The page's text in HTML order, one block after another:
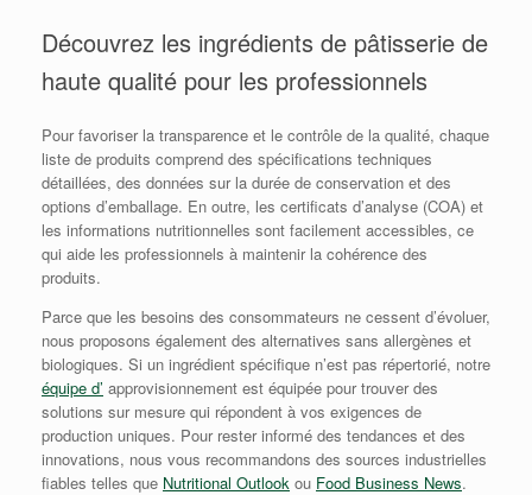
Découvrez les ingrédients de pâtisserie de
haute qualité pour les professionnels
Pour favoriser la transparence et le contrôle de la qualité, chaque
liste de produits comprend des spécifications techniques
détaillées, des données sur la durée de conservation et des
options d’emballage. En outre, les certificats d’analyse (COA) et
les informations nutritionnelles sont facilement accessibles, ce
qui aide les professionnels à maintenir la cohérence des
produits.
Parce que les besoins des consommateurs ne cessent d’évoluer,
nous proposons également des alternatives sans allergènes et
biologiques. Si un ingrédient spécifique n’est pas répertorié, notre
équipe d’ approvisionnement est équipée pour trouver des
solutions sur mesure qui répondent à vos exigences de
production uniques. Pour rester informé des tendances et des
innovations, nous vous recommandons des sources industrielles
fiables telles que Nutritional Outlook ou Food Business News.